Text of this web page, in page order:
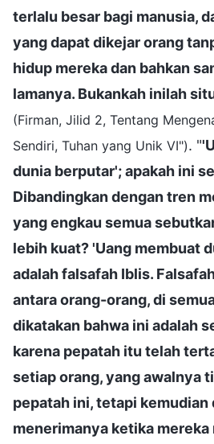
terlalu besar bagi manusia,
yang dapat dikejar orang
hidup mereka dan bahkan
lamanya. Bukankah inilah
(Firman, Jilid 2, Tentang
Sendiri, Tuhan yang Unik VI"). "
dunia berputar'; apakah ini
Dibandingkan dengan tren
yang engkau semua
lebih kuat? 'Uang membuat
adalah falsafah Iblis.
antara orang-orang, di
dikatakan bahwa ini adalah
karena pepatah itu telah
setiap orang, yang awalnya
pepatah ini, tetapi kemudian
menerimanya ketika